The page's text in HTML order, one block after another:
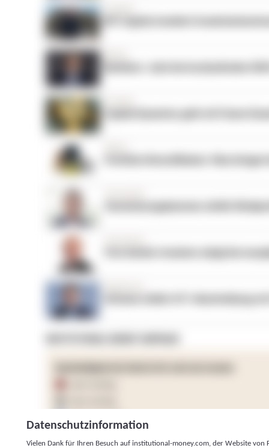
Datenschutzinformation
Vielen Dank für Ihren Besuch auf institutional-money.com, der Website von